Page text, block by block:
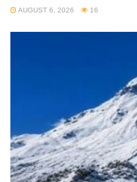
AUGUST 6, 2026 16